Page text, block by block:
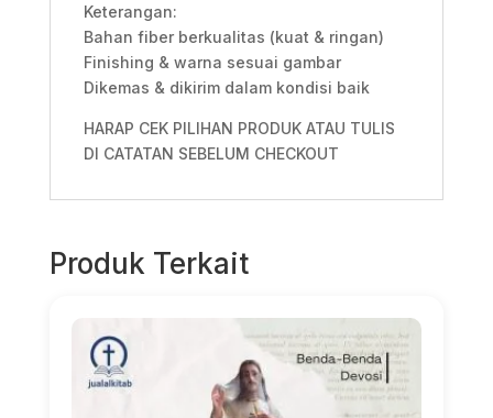
Keterangan:
Bahan fiber berkualitas (kuat & ringan)
Finishing & warna sesuai gambar
Dikemas & dikirim dalam kondisi baik
HARAP CEK PILIHAN PRODUK ATAU TULIS
DI CATATAN SEBELUM CHECKOUT
Produk Terkait